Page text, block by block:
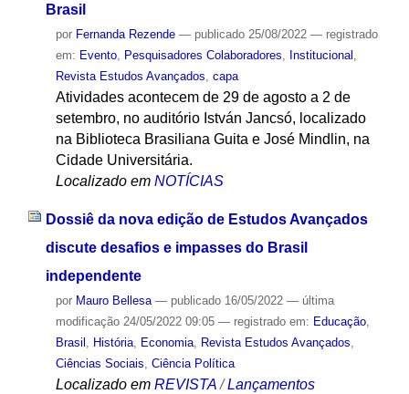
Brasil
por Fernanda Rezende — publicado25/08/2022 — registrado
em: Evento, Pesquisadores Colaboradores Institucional
Revista Estudos Avançados capa
Atividades acontecem de 29 de agosto a 2 de
setembro, no auditório István Jancsó, localizado
na Biblioteca Brasiliana Guita e José Mindlin, na
Cidade Universitária.
Localizado em NOTÍCIAS
Dossiê da nova edição de Estudos Avançados
discute desafios e impasses do Brasil
independente
por Mauro Bellesa — publicado16/05/2022 — última
modificação24/05/2022 09:05 — registrado em: Educação,
Brasil , História, Economia, Revista Estudos Avançados,
Ciências Sociais, Ciência Política
Localizado em REVISTA /Lançamentos